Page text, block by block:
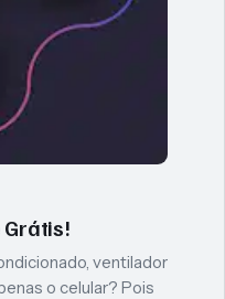
Grátis!
ventilador
o celular? Pois